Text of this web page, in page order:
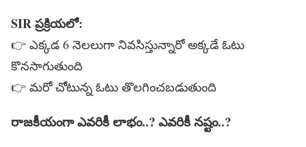
SIR ప్రక్రియలో:
👉 ఎక్కడ 6 నెలలుగా నివసిస్తున్నారో అక్కడే ఓటు
కొనసాగుతుంది
👉 మరో చోటున్న ఓటు తొలగించబడుతుంది
రాజకీయంగాఎవరికీలాభం..?ఎవరికీనష్టం..?